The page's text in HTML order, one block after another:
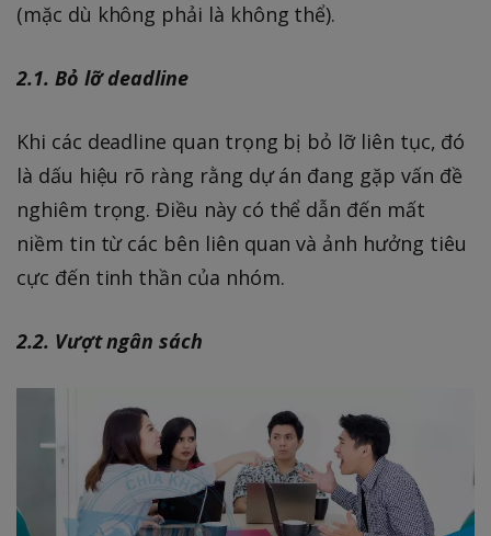
(mặc dù không phải là không thể).
2.1. Bỏ lỡ deadline
Khi các deadline quan trọng bị bỏ lỡ liên tục, đó
là dấu hiệu rõ ràng rằng dự án đang gặp vấn đề
nghiêm trọng. Điều này có thể dẫn đến mất
niềm tin từ các bên liên quan và ảnh hưởng tiêu
cực đến tinh thần của nhóm.
2.2. Vượt ngân sách